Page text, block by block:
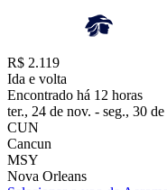
R$ 2.119
Ida e volta
Encontrado há 12 horas
ter., 24 de nov. - seg., 30
CUN
Cancun
MSY
Nova Orleans